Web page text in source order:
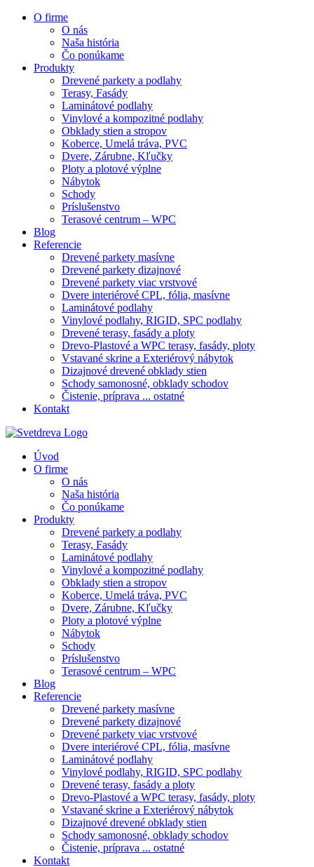
O firme
O nás
Naša história
Čo ponúkame
Produkty
Drevené parkety a podlahy
Terasy, Fasády
Laminátové podlahy
Vinylové a kompozitné podlahy
Obklady stien a stropov
Koberce, Umelá tráva, PVC
Dvere, Zárubne, Kľučky
Ploty a plotové výplne
Nábytok
Schody
Príslušenstvo
Terasové centrum – WPC
Blog
Referencie
Drevené parkety masívne
Drevené parkety dizajnové
Drevené parkety viac vrstvové
Dvere interiérové CPL, fólia, masívne
Laminátové podlahy
Vinylové podlahy, RIGID, SPC podlahy
Drevené terasy, fasády a ploty
Drevo-Plastové a WPC terasy, fasády, ploty
Vstavané skrine a Exteriérový nábytok
Dizajnové drevené obklady stien
Schody samonosné, obklady schodov
Čistenie, príprava ... ostatné
Kontakt
Úvod
O firme
O nás
Naša história
Čo ponúkame
Produkty
Drevené parkety a podlahy
Terasy, Fasády
Laminátové podlahy
Vinylové a kompozitné podlahy
Obklady stien a stropov
Koberce, Umelá tráva, PVC
Dvere, Zárubne, Kľučky
Ploty a plotové výplne
Nábytok
Schody
Príslušenstvo
Terasové centrum – WPC
Blog
Referencie
Drevené parkety masívne
Drevené parkety dizajnové
Drevené parkety viac vrstvové
Dvere interiérové CPL, fólia, masívne
Laminátové podlahy
Vinylové podlahy, RIGID, SPC podlahy
Drevené terasy, fasády a ploty
Drevo-Plastové a WPC terasy, fasády, ploty
Vstavané skrine a Exteriérový nábytok
Dizajnové drevené obklady stien
Schody samonosné, obklady schodov
Čistenie, príprava ... ostatné
Kontakt